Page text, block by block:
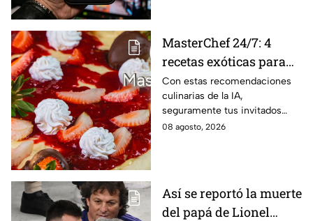
MasterChef 24/7: 4
recetas exóticas para
pizzas dulces que le
darán un toque
sofisticado a tu mesa
Con estas recomendaciones
culinarias de la IA,
seguramente tus invitados
quedarán encantados a la hora
08 agosto, 2026
Así se reportó la muerte
del papá de Lionel